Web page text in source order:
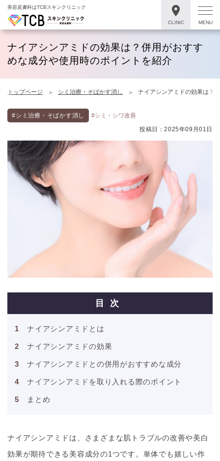
美容皮膚科はTCBスキンクリニック
ナイアシンアミドの効果は？併用がおすす
めな成分や使用時のポイントを紹介
トップページ シミ治療・そばかす消し ナイアシンアミドの効果は？
#シミ治療・そばかす消し
#シミ・シワ改善
投稿日：2025年09月01日
目次
ナイアシンアミドとは
ナイアシンアミドの効果
ナイアシンアミドとの併用がおすすめな成分
ナイアシンアミドを取り入れる際のポイント
まとめ
ナイアシンアミドは、さまざまな肌トラブルの改善や美白
効果が期待できる美容成分の1つです。単体でも嬉しい作
CLINIC MENU